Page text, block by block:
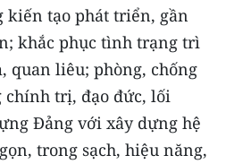
Minh
kiến tạo phát triển, gần
khắc phục tình trạng trì
quan liêu; phòng, chống
trị, đạo đức, lối
Đảng với xây dựng hệ
trong sạch, hiệu năng,